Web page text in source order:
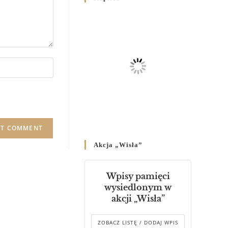
Родин
Справ Молоді та встановленя
складу Катихитичної Комісії
днях 2-12 липня 2024 р.”
Декрет єпископів
Перемисько-Варшавської
Митрополії стосовно
звершування Божественної
літургії
Akcja „Wisła”
Wpisy pamięci
wysiedlonym w
akcji „Wisła”
ZOBACZ LISTĘ / DODAJ WPIS